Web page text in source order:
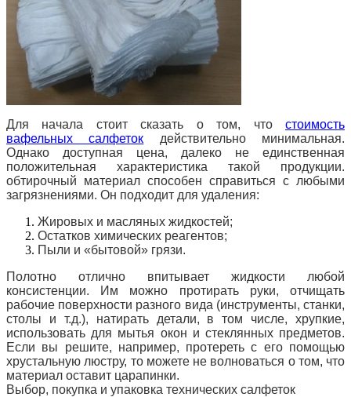
Для начала стоит сказать о том, что стоимость
вафельных салфеток действительно минимальная.
Однако доступная цена, далеко не единственная
положительная характеристика такой продукции.
обтирочный материал способен справиться с любыми
загрязнениями. Он подходит для удаления:
Жировых и масляных жидкостей;
Остатков химических реагентов;
Пыли и «бытовой» грязи.
Полотно отлично впитывает жидкости любой
консистенции. Им можно протирать руки, отчищать
рабочие поверхности разного вида (инструменты, станки,
столы и т.д.), натирать детали, в том числе, хрупкие,
использовать для мытья окон и стеклянных предметов.
Если вы решите, например, протереть с его помощью
хрустальную люстру, то можете не волноваться о том, что
материал оставит царапинки.
Выбор, покупка и упаковка технических салфеток